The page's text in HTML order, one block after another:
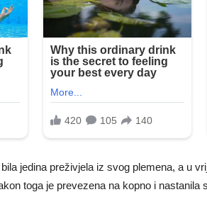
jedina preživjela iz svog plemena, a u
toga je prevezena na kopno i nastanila